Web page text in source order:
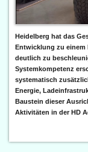
Heidelberg hat das
Entwicklung zu
deutlich zu
Systemkompetenz
systematisch
Energie,
Baustein dieser
Aktivitäten in der HD